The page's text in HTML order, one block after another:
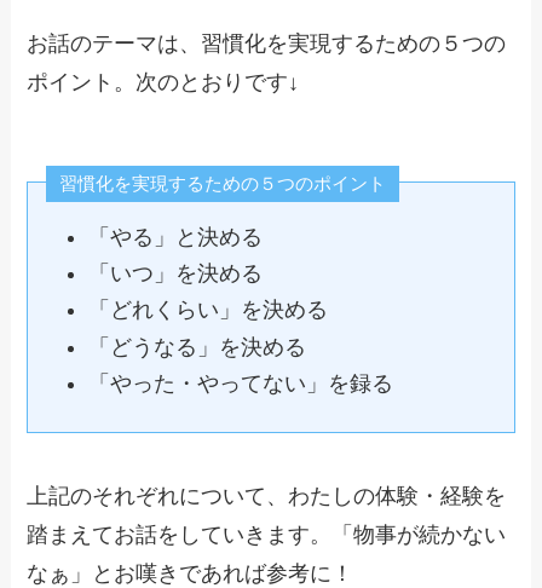
お話のテーマは、習慣化を実現するための５つの
ポイント。次のとおりです↓
習慣化を実現するための５つのポイント
「やる」と決める
「いつ」を決める
「どれくらい」を決める
「どうなる」を決める
「やった・やってない」を録る
上記のそれぞれについて、わたしの体験・経験を
踏まえてお話をしていきます。「物事が続かない
なぁ」とお嘆きであれば参考に！